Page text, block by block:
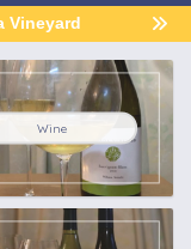
Vineyard
Wine